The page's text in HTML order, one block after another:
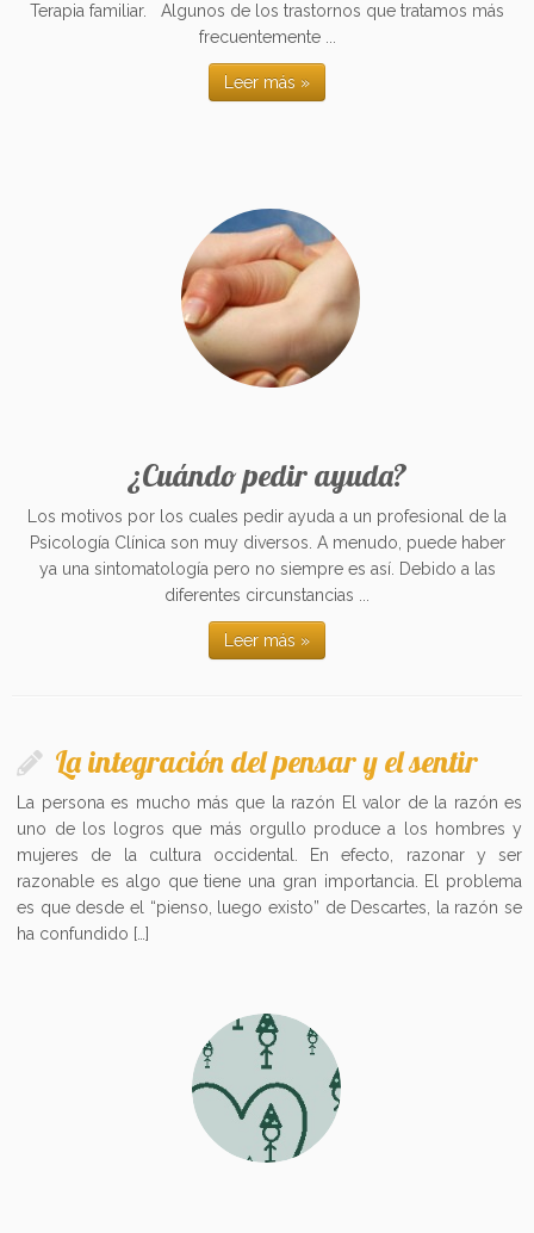
Terapia familiar. Algunos de los trastornos que tratamos más
frecuentemente ...
Leer más »
¿Cuándo pedir ayuda?
Los motivos por los cuales pedir ayuda a un profesional de la
Psicología Clínica son muy diversos. A menudo, puede haber
ya una sintomatología pero no siempre es así. Debido a las
diferentes circunstancias ...
Leer más »
La integración del pensar y el sentir
La persona es mucho más que la razón El valor de la razón es
uno de los logros que más orgullo produce a los hombres y
mujeres de la cultura occidental. En efecto, razonar y ser
razonable es algo que tiene una gran importancia. El problema
es que desde el “pienso, luego existo” de Descartes, la razón se
ha confundido […]